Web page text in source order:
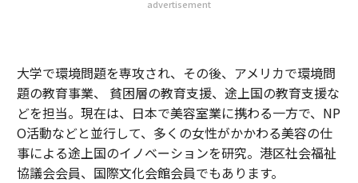
advertisement
大学で環境問題を専攻され、その後、アメリカで環境問
題の教育事業、 貧困層の教育支援、途上国の教育支援な
どを担当。現在は、日本で美容室業に携わる一方で、NP
O活動などと並行して、多くの女性がかかわる美容の仕
事による途上国のイノベーションを研究。港区社会福祉
協議会会員、国際文化会館会員でもあります。